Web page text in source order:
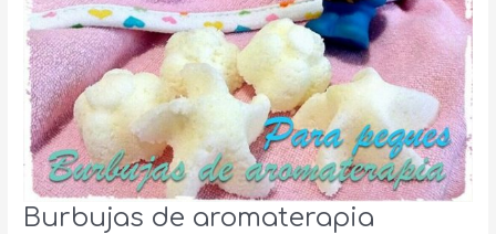
Burbujas de aromaterapia